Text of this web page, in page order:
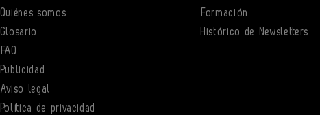
Quiénes somos
Glosario
FAQ
Publicidad
Aviso legal
Política de privacidad
Formación
Histórico de Newsletters